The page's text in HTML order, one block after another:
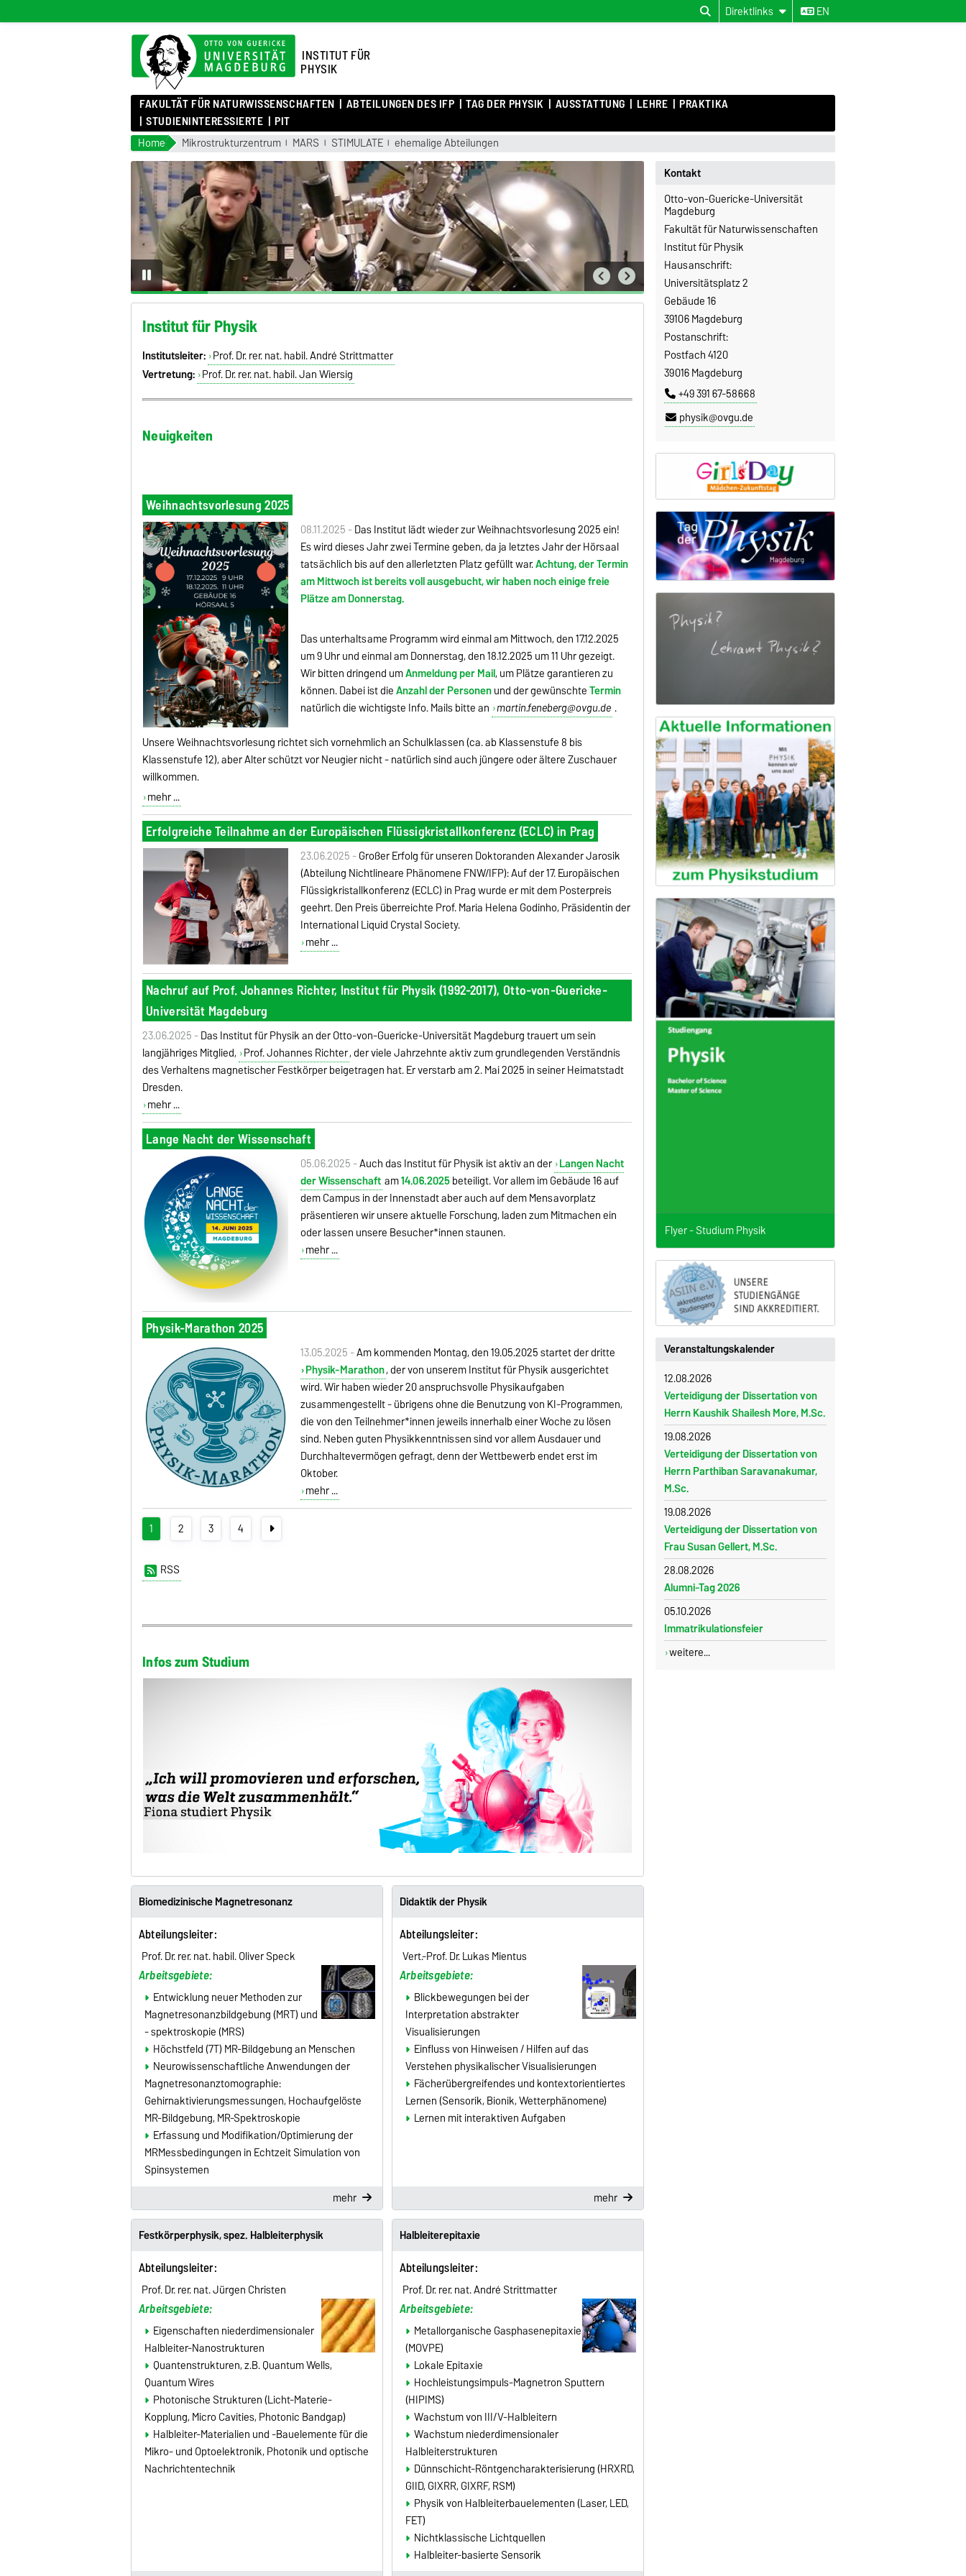
Direktlinks EN
INSTITUT FÜR
PHYSIK
FAKULTÄT FÜR NATURWISSENSCHAFTEN ABTEILUNGEN DES IFP TAG DER PHYSIK AUSSTATTUNG LEHRE PRAKTIKA
STUDIENINTERESSIERTE
PIT
Home Mikrostrukturzentrum MARS STIMULATE ehemalige Abteilungen
Institut für Physik
Institutsleiter: Prof. Dr. rer. nat. habil. André Strittmatter
Vertretung: Prof. Dr. rer. nat. habil. Jan Wiersig
Neuigkeiten
Weihnachtsvorlesung 2025
08.11.2025 -Das Institut lädt wieder zur Weihnachtsvorlesung 2025 ein!
Es wird dieses Jahr zwei Termine geben, da ja letztes Jahr der Hörsaal
tatsächlich bis auf den allerletzten Platz gefüllt war.Achtung, der Termin
am Mittwoch ist bereits voll ausgebucht, wir haben noch einige freie
Plätze am Donnerstag.
Das unterhaltsame Programm wird einmal am Mittwoch, den 17.12.2025
um 9 Uhr und einmal am Donnerstag, den 18.12.2025 um 11 Uhr gezeigt.
Wir bitten dringend umAnmeldung per Mail, um Plätze garantieren zu
können. Dabei ist dieAnzahl der Personenund der gewünschteTermin
natürlich die wichtigste Info. Mails bitte an martin.feneberg@ovgu.de .
Unsere Weihnachtsvorlesung richtet sich vornehmlich an Schulklassen (ca. ab Klassenstufe 8 bis
Klassenstufe 12), aber Alter schützt vor Neugier nicht - natürlich sind auch jüngere oder ältere Zuschauer
willkommen.
mehr ...
Erfolgreiche Teilnahme an der Europäischen Flüssigkristallkonferenz (ECLC) in Prag
23.06.2025 -Großer Erfolg für unseren Doktoranden Alexander Jarosik
(Abteilung Nichtlineare Phänomene FNW/IFP): Auf der 17. Europäischen
Flüssigkristallkonferenz (ECLC) in Prag wurde er mit dem Posterpreis
geehrt. Den Preis überreichte Prof. Maria Helena Godinho, Präsidentin der
International Liquid Crystal Society.
mehr ...
Nachruf auf Prof. Johannes Richter, Institut für Physik (1992-2017), Otto-von-Guericke-
Universität Magdeburg
23.06.2025 -Das Institut für Physik an der Otto-von-Guericke-Universität Magdeburg trauert um sein
langjähriges Mitglied, Prof. Johannes Richter, der viele Jahrzehnte aktiv zum grundlegenden Verständnis
des Verhaltens magnetischer Festkörper beigetragen hat. Er verstarb am 2. Mai 2025 in seiner Heimatstadt
Dresden.
mehr ...
Lange Nacht der Wissenschaft
05.06.2025 -Auch das Institut für Physik ist aktiv an der Langen Nacht
der Wissenschaft am14.06.2025beteiligt. Vor allem im Gebäude 16 auf
dem Campus in der Innenstadt aber auch auf dem Mensavorplatz
präsentieren wir unsere aktuelle Forschung, laden zum Mitmachen ein
oder lassen unsere Besucher*innen staunen.
mehr ...
Physik-Marathon 2025
13.05.2025 -Am kommenden Montag, den 19.05.2025 startet der dritte
Physik-Marathon, der von unserem Institut für Physik ausgerichtet
wird. Wir haben wieder 20 anspruchsvolle Physikaufgaben
zusammengestellt - übrigens ohne die Benutzung von KI-Programmen,
die von den Teilnehmer*innen jeweils innerhalb einer Woche zu lösen
sind. Neben guten Physikkenntnissen sind vor allem Ausdauer und
Durchhaltevermögen gefragt, denn der Wettbewerb endet erst im
Oktober.
mehr ...
1 2 3 4
RSS
Infos zum Studium
Biomedizinische Magnetresonanz
Abteilungsleiter:
Prof. Dr. rer. nat. habil. Oliver Speck
Arbeitsgebiete:
Entwicklung neuer Methoden zur
Magnetresonanzbildgebung (MRT) und
- spektroskopie (MRS)
Höchstfeld (7T) MR-Bildgebung an Menschen
Neurowissenschaftliche Anwendungen der
Magnetresonanztomographie:
Gehirnaktivierungsmessungen, Hochaufgelöste
MR-Bildgebung, MR-Spektroskopie
Erfassung und Modifikation/Optimierung der
MRMessbedingungen in Echtzeit Simulation von
Spinsystemen
mehr
Didaktik der Physik
Abteilungsleiter:
Vert.-Prof. Dr. Lukas Mientus
Arbeitsgebiete:
Blickbewegungen bei der
Interpretation abstrakter
Visualisierungen
Einfluss von Hinweisen / Hilfen auf das
Verstehen physikalischer Visualisierungen
Fächerübergreifendes und kontextorientiertes
Lernen (Sensorik, Bionik, Wetterphänomene)
Lernen mit interaktiven Aufgaben
mehr
Festkörperphysik, spez. Halbleiterphysik
Abteilungsleiter:
Prof. Dr. rer. nat. Jürgen Christen
Arbeitsgebiete:
Eigenschaften niederdimensionaler
Halbleiter-Nanostrukturen
Quantenstrukturen, z.B. Quantum Wells,
Quantum Wires
Photonische Strukturen (Licht-Materie-
Kopplung, Micro Cavities, Photonic Bandgap)
Halbleiter-Materialien und -Bauelemente für die
Mikro- und Optoelektronik, Photonik und optische
Nachrichtentechnik
Halbleiterepitaxie
Abteilungsleiter:
Prof. Dr. rer. nat. André Strittmatter
Arbeitsgebiete:
Metallorganische Gasphasenepitaxie
(MOVPE)
Lokale Epitaxie
Hochleistungsimpuls-Magnetron Sputtern
(HIPIMS)
Wachstum von III/V-Halbleitern
Wachstum niederdimensionaler
Halbleiterstrukturen
Dünnschicht-Röntgencharakterisierung (HRXRD,
GIID, GIXRR, GIXRF, RSM)
Physik von Halbleiterbauelementen (Laser, LED,
FET)
Nichtklassische Lichtquellen
Halbleiter-basierte Sensorik
Kontakt
Otto-von-Guericke-Universität
Magdeburg
Fakultät für Naturwissenschaften
Institut für Physik
Hausanschrift:
Universitätsplatz 2
Gebäude 16
39106 Magdeburg
Postanschrift:
Postfach 4120
39016 Magdeburg
+49 391 67-58668
physik@ovgu.de
Veranstaltungskalender
12.08.2026
Verteidigung der Dissertation von
Herrn Kaushik Shailesh More, M.Sc.
19.08.2026
Verteidigung der Dissertation von
Herrn Parthiban Saravanakumar,
M.Sc.
19.08.2026
Verteidigung der Dissertation von
Frau Susan Gellert, M.Sc.
28.08.2026
Alumni-Tag 2026
05.10.2026
Immatrikulationsfeier
weitere...
Flyer - Studium Physik